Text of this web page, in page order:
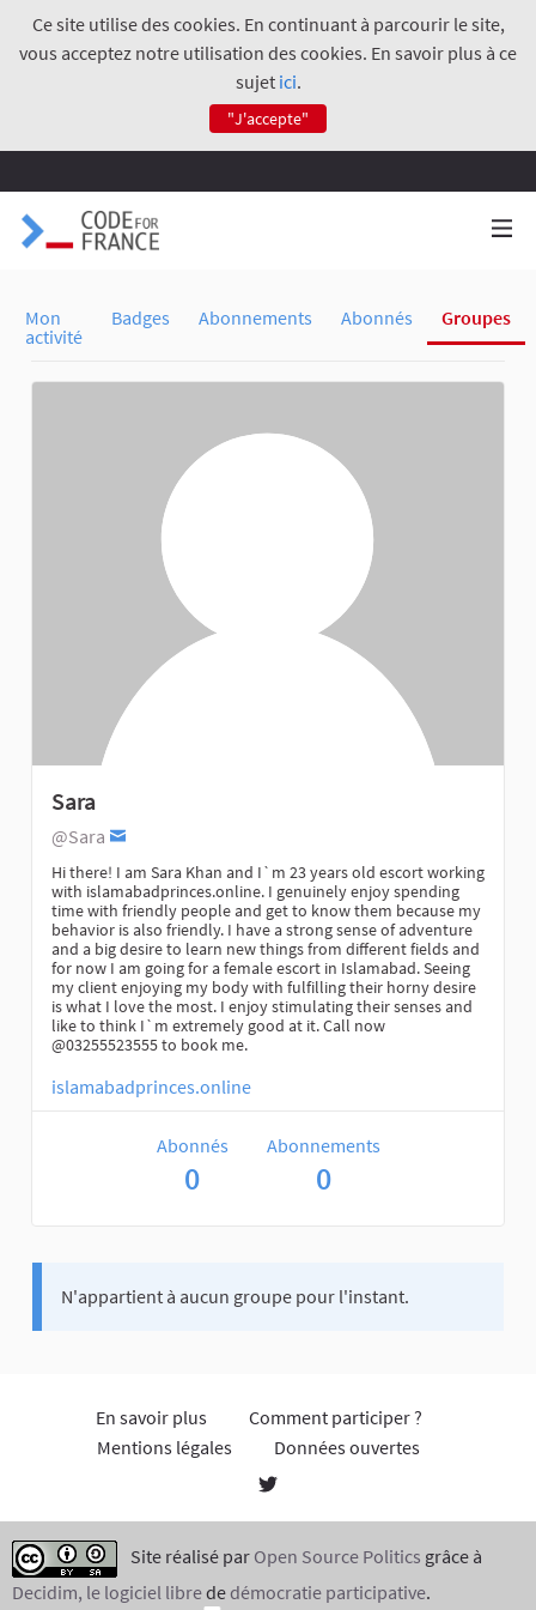
Ce site utilise des cookies. En continuant à parcourir le site,
vous acceptez notre utilisation des cookies. En savoir plus à ce
sujet ici.
"J'accepte"
Mon
activité
Badges Abonnements Abonnés Groupes
Sara
@Sara
Hi there! I am Sara Khan and I`m 23 years old escort working
with islamabadprinces.online. I genuinely enjoy spending
time with friendly people and get to know them because my
behavior is also friendly. I have a strong sense of adventure
and a big desire to learn new things from different fields and
for now I am going for a female escort in Islamabad. Seeing
my client enjoying my body with fulfilling their horny desire
is what I love the most. I enjoy stimulating their senses and
like to think I`m extremely good at it. Call now
@03255523555 to book me.
islamabadprinces.online
Abonnés
0
Abonnements
0
N'appartient à aucun groupe pour l'instant.
En savoir plus
Comment participer ?
Mentions légales
Données ouvertes
Site réalisé par Open Source Politics grâce à
Decidim, le logiciel librededémocratie participative.